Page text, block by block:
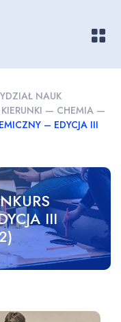
NAUK
KIERUNKI — CHEMIA —
– EDYCJA III
III